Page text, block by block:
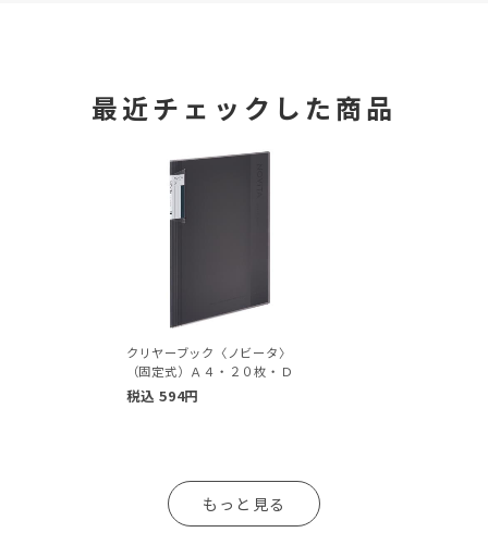
最近チェックした商品
クリヤーブック〈ノビータ〉
（固定式）Ａ４・２０枚・Ｄ
税込 594円
もっと見る